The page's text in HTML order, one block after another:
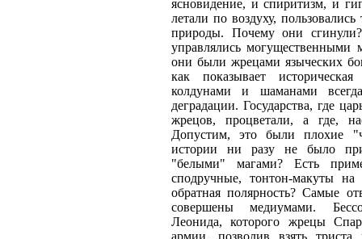
ясновидение, и спиритизм, и
летали по воздуху,
природы. Почему они
управлялись могущественными
они были жрецами языческих
как показывает
колдунами и шаманами
деградации. Государства, где
жрецов, процветали, а где,
Допустим, это были плохие
истории ни разу не было
"белыми" магами? Есть
сподручные, тонтон-макуты
обратная полярность? Самые
совершены медиумами.
Леонида, которого жрецы
армии, позволив взять